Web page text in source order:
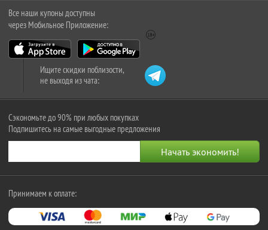
Все наши купоны доступны
через Мобильное Приложение:
Ищите скидки поблизости,
не выходя из чата:
Сэкономьте до 90% при любых покупках
Подпишитесь на самые выгодные предложения
Принимаем к оплате: